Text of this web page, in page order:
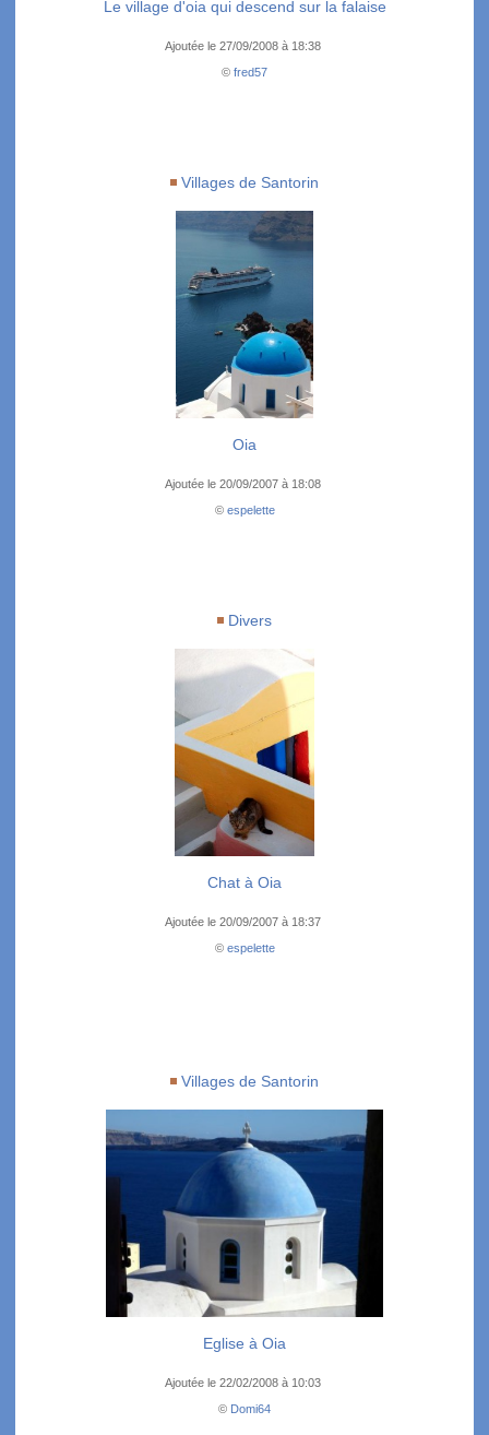
Le village d'oia qui descend sur la falaise
Ajoutée le 27/09/2008 à 18:38
© fred57
Villages de Santorin
Oia
Ajoutée le 20/09/2007 à 18:08
© espelette
Divers
Chat à Oia
Ajoutée le 20/09/2007 à 18:37
© espelette
Villages de Santorin
Eglise à Oia
Ajoutée le 22/02/2008 à 10:03
© Domi64